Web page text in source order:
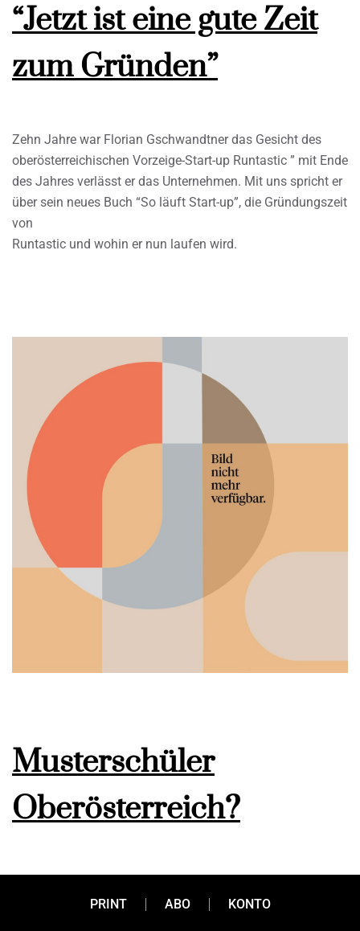
“Jetzt ist eine gute Zeit
zum Gründen”
Zehn Jahre war Florian Gschwandtner das Gesicht des
oberösterreichischen Vorzeige-Start-up Runtastic ” mit Ende
des Jahres verlässt er das Unternehmen. Mit uns spricht er
über sein neues Buch “So läuft Start-up”, die Gründungszeit
von
Runtastic und wohin er nun laufen wird.
Musterschüler
Oberösterreich?
Wirtschaftsstandort Klassenprimus, wo braucht er noch
PRINT ABO KONTO